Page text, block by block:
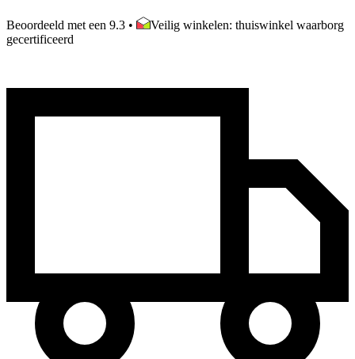
Beoordeeld met een 9.3 •
Veilig winkelen: thuiswinkel waarborg
gecertificeerd